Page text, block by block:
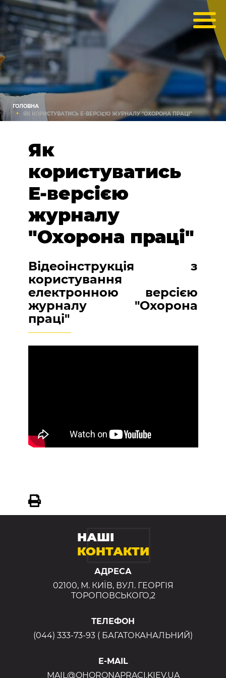
ГОЛОВНА
ЯК КОРИСТУВАТИСЬ Е-ВЕРСІЄЮ ЖУРНАЛУ "ОХОРОНА ПРАЦІ"
Як
користуватись
Е-версією
журналу
"Охорона праці"
Відеоінструкція з
користування
електронною версією
журналу "Охорона
праці"
НАШІ
КОНТАКТИ
АДРЕСА
02100, М. КИЇВ, ВУЛ. ГЕОРГІЯ
ТОРОПОВСЬКОГО,2
ТЕЛЕФОН
(044) 333-73-93 ( БАГАТОКАНАЛЬНИЙ)
E-MAIL
MAIL@OHORONAPRACI.KIEV.UA